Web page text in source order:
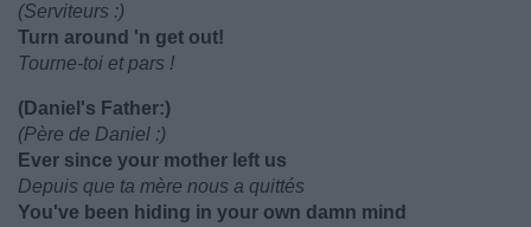
(Serviteurs :)
Turn around 'n get out!
Tourne-toi et pars !
(Daniel's Father:)
(Père de Daniel :)
Ever since your mother left us
Depuis que ta mère nous a quittés
You've been hiding in your own damn mind